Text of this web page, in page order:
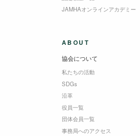
JAMHAオンラインアカデミー
ABOUT
協会について
私たちの活動
SDGs
沿革
役員一覧
団体会員一覧
事務局へのアクセス